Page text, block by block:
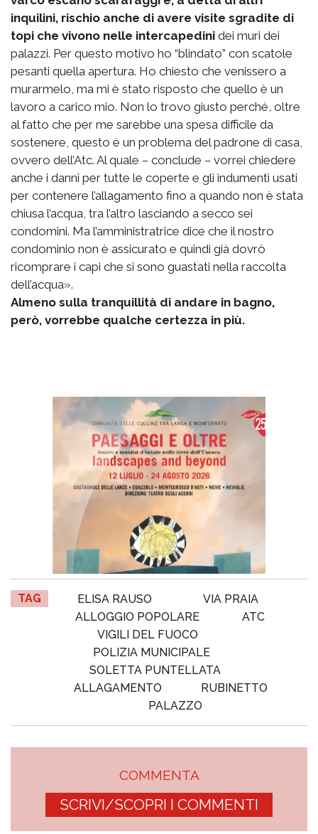
inquilini, rischio anche di avere visite sgradite di
topi che vivono nelle intercapedini dei muri dei
palazzi. Per questo motivo ho “blindato” con scatole
pesanti quella apertura. Ho chiesto che venissero a
murarmelo, ma mi è stato risposto che quello è un
lavoro a carico mio. Non lo trovo giusto perché, oltre
al fatto che per me sarebbe una spesa difficile da
sostenere, questo è un problema del padrone di casa,
ovvero dell’Atc. Al quale – conclude – vorrei chiedere
anche i danni per tutte le coperte e gli indumenti usati
per contenere l’allagamento fino a quando non è stata
chiusa l’acqua, tra l’altro lasciando a secco sei
condomini. Ma l’amministratrice dice che il nostro
condominio non è assicurato e quindi già dovrò
ricomprare i capi che si sono guastati nella raccolta
dell’acqua».
Almeno sulla tranquillità di andare in bagno,
però, vorrebbe qualche certezza in più.
TAG ELISA RAUSO
VIA PRAIA
ALLOGGIO POPOLARE
ATC
VIGILI DEL FUOCO
POLIZIA MUNICIPALE
SOLETTA PUNTELLATA
ALLAGAMENTO
RUBINETTO
PALAZZO
COMMENTA
SCRIVI/SCOPRI I COMMENTI